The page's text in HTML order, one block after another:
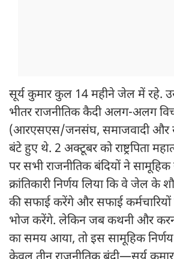
सूर्य कुमार कुल 14 महीने जेल में
भीतर राजनीतिक कैदी अलग-अलग
(आरएसएस/जनसंघ, समाजवादी और
बंटे हुए थे. 2 अक्टूबर को राष्ट्रपिता
पर सभी राजनीतिक बंदियों ने
क्रांतिकारी निर्णय लिया कि वे जेल के
की सफाई करेंगे और सफाई
भोज करेंगे. लेकिन जब कथनी और
का समय आया, तो इस सामूहिक